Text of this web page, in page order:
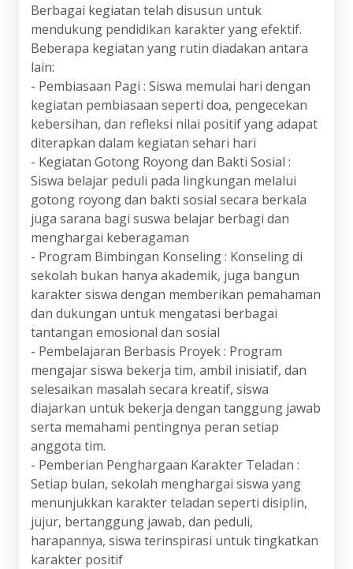
Berbagai kegiatan telah disusun untuk
mendukung pendidikan karakter yang efektif.
Beberapa kegiatan yang rutin diadakan antara
lain:
- Pembiasaan Pagi : Siswa memulai hari dengan
kegiatan pembiasaan seperti doa, pengecekan
kebersihan, dan refleksi nilai positif yang adapat
diterapkan dalam kegiatan sehari hari
- Kegiatan Gotong Royong dan Bakti Sosial :
Siswa belajar peduli pada lingkungan melalui
gotong royong dan bakti sosial secara berkala
juga sarana bagi suswa belajar berbagi dan
menghargai keberagaman
- Program Bimbingan Konseling : Konseling di
sekolah bukan hanya akademik, juga bangun
karakter siswa dengan memberikan pemahaman
dan dukungan untuk mengatasi berbagai
tantangan emosional dan sosial
- Pembelajaran Berbasis Proyek : Program
mengajar siswa bekerja tim, ambil inisiatif, dan
selesaikan masalah secara kreatif, siswa
diajarkan untuk bekerja dengan tanggung jawab
serta memahami pentingnya peran setiap
anggota tim.
- Pemberian Penghargaan Karakter Teladan :
Setiap bulan, sekolah menghargai siswa yang
menunjukkan karakter teladan seperti disiplin,
jujur, bertanggung jawab, dan peduli,
harapannya, siswa terinspirasi untuk tingkatkan
karakter positif